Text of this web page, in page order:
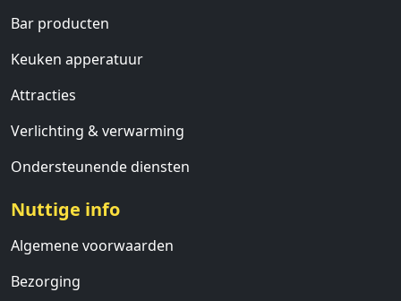
Bar producten
Keuken apperatuur
Attracties
Verlichting & verwarming
Ondersteunende diensten
Nuttige info
Algemene voorwaarden
Bezorging